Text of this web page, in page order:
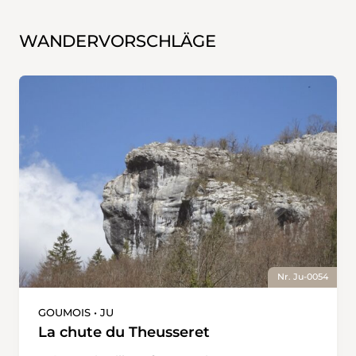
WANDERVORSCHLÄGE
Nr. Ju-0054
GOUMOIS • JU
La chute du Theusseret